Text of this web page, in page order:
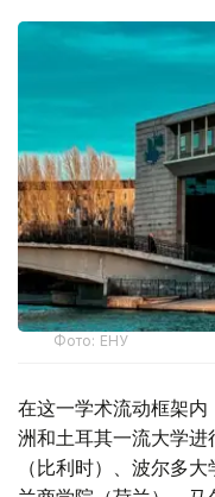
Фото: ЕНУ
在这一学术流动框架
洲和土耳其一流大学
（比利时）、波尔多